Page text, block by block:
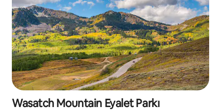
Wasatch Mountain Eyalet Parkı